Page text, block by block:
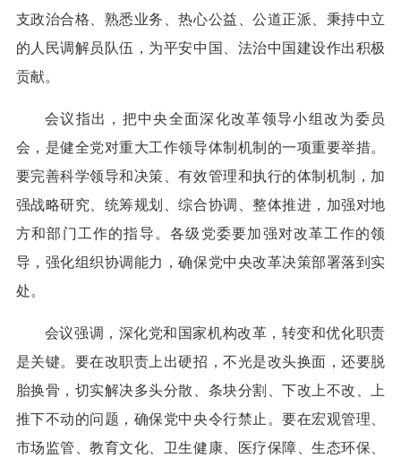
支政治合格、熟悉业务、热心公益、公道正派、秉持中立
的人民调解员队伍，为平安中国、法治中国建设作出积极
贡献。
会议指出，把中央全面深化改革领导小组改为委员
会，是健全党对重大工作领导体制机制的一项重要举措。
要完善科学领导和决策、有效管理和执行的体制机制，加
强战略研究、统筹规划、综合协调、整体推进，加强对地
方和部门工作的指导。各级党委要加强对改革工作的领
导，强化组织协调能力，确保党中央改革决策部署落到实
处。
会议强调，深化党和国家机构改革，转变和优化职责
是关键。要在改职责上出硬招，不光是改头换面，还要脱
胎换骨，切实解决多头分散、条块分割、下改上不改、上
推下不动的问题，确保党中央令行禁止。要在宏观管理、
市场监管、教育文化、卫生健康、医疗保障、生态环保、